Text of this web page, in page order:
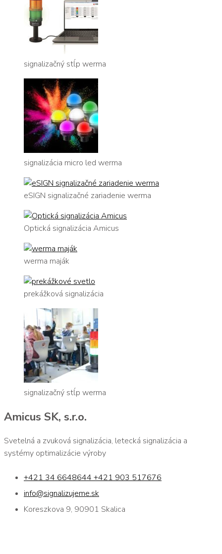
signalizačný stĺp werma
signalizácia micro led werma
eSIGN signalizačné zariadenie werma
Optická signalizácia Amicus
werma maják
prekážková signalizácia
signalizačný stĺp werma
Amicus SK, s.r.o.
Svetelná a zvuková signalizácia, letecká signalizácia a
systémy optimalizácie výroby
+421 34 6648644 +421 903 517676
info@signalizujeme.sk
Koreszkova 9, 90901 Skalica